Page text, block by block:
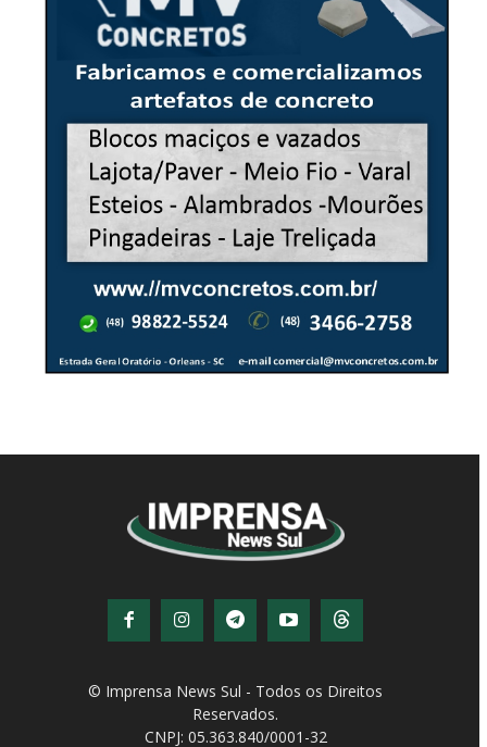
© Imprensa News Sul - Todos os Direitos
Reservados.
CNPJ: 05.363.840/0001-32